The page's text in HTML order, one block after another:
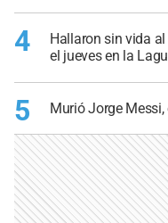
4
Hallaron sin vida
el jueves en la
5 Murió Jorge